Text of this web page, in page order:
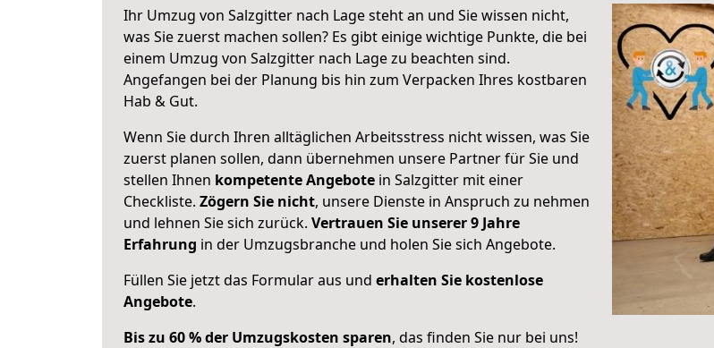
Ihr Umzug von Salzgitter nach Lage steht an und Sie wissen nicht,
was Sie zuerst machen sollen? Es gibt einige wichtige Punkte, die bei
einem Umzug von Salzgitter nach Lage zu beachten sind.
Angefangen bei der Planung bis hin zum Verpacken Ihres kostbaren
Hab & Gut.
Wenn Sie durch Ihren alltäglichen Arbeitsstress nicht wissen, was Sie
zuerst planen sollen, dann übernehmen unsere Partner für Sie und
stellen Ihnen kompetente Angebote in Salzgitter mit einer
Checkliste. Zögern Sie nicht, unsere Dienste in Anspruch zu nehmen
und lehnen Sie sich zurück. Vertrauen Sie unserer 9 Jahre
Erfahrung in der Umzugsbranche und holen Sie sich Angebote.
Füllen Sie jetzt das Formular aus und erhalten Sie kostenlose
Angebote.
Bis zu 60 % der Umzugskosten sparen, das finden Sie nur bei uns!